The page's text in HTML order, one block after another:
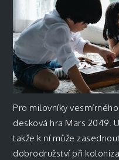
Pro milovníky
desková hra Mars 2049.
takže k ní může
dobrodružství při